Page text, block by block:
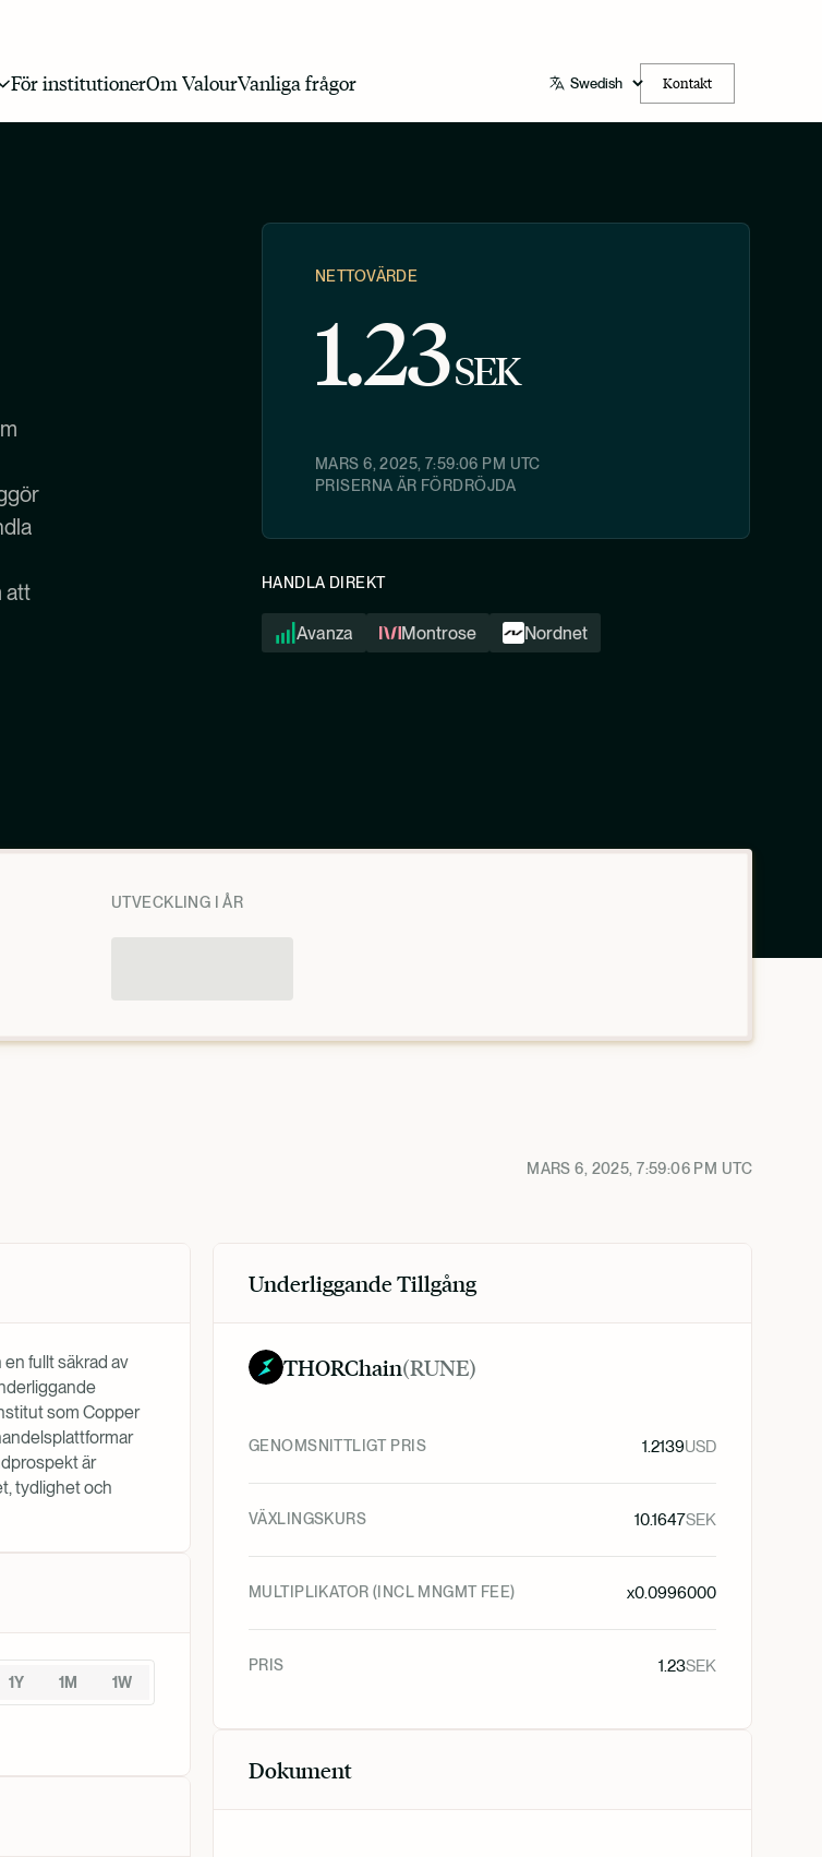
För institutionerOm ValourVanliga frågor Kontakt
att
NETTOVÄRDE
1.23SEK
MARS 6, 2025, 7:59:06 PM UTC
PRISERNA ÄR FÖRDRÖJDA
HANDLA DIREKT
Avanza Montrose Nordnet
UTVECKLING I ÅR
MARS 6, 2025, 7:59:06 PM UTC
fullt säkrad av
som Copper
är
tydlighet och
1Y 1M 1W
Underliggande Tillgång
THORChain(RUNE)
GENOMSNITTLIGT PRIS 1.2139USD
VÄXLINGSKURS 10.1647SEK
MULTIPLIKATOR (INCL MNGMT FEE) x0.0996000
PRIS 1.23SEK
Dokument